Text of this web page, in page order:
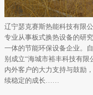
辽宁瑟克赛斯热能科技有限
专业从事板式换热设备的研
一体的节能环保设备企业。
别成立“海城市裕丰科技有限
内外客户的大力支持与鼓励
续稳定的成长……